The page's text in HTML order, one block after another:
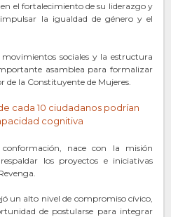
el fortalecimiento de su liderazgo y
la igualdad de género y el
movimientos sociales y la estructura
asamblea para formalizar
de la Constituyente de Mujeres.​
cada 10 ciudadanos podrían
cognitiva
nace con la misión
los proyectos e iniciativas
un alto nivel de compromiso cívico,
de postularse para integrar